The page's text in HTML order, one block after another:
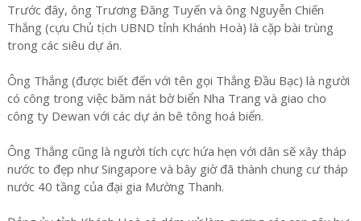
Trước đây, ông Trương Đăng Tuyến và ông Nguyễn Chiến
Thắng (cựu Chủ tịch UBND tỉnh Khánh Hoà) là cặp bài trùng
trong các siêu dự án.
Ông Thắng (được biết đến với tên gọi Thắng Đầu Bạc) là người
có công trong việc băm nát bờ biển Nha Trang và giao cho
công ty Dewan với các dự án bê tông hoá biển.
Ông Thắng cũng là người tích cực hứa hẹn với dân sẽ xây tháp
nước to đẹp như Singapore và bây giờ đã thành chung cư tháp
nước 40 tầng của đại gia Mường Thanh.